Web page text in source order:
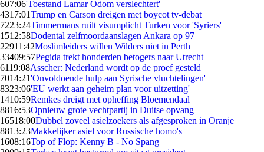
607:06'Toestand Lamar Odom verslechtert'
4317:01Trump en Carson dreigen met boycot tv-debat
7223:24Timmermans ruilt visumplicht Turken voor 'Syriers'
1512:58Dodental zelfmoordaanslagen Ankara op 97
22911:42Moslimleiders willen Wilders niet in Perth
33409:57Pegida trekt honderden betogers naar Utrecht
6119:08Asscher: Nederland wordt op de proef gesteld
7014:21'Onvoldoende hulp aan Syrische vluchtelingen'
8323:06'EU werkt aan geheim plan voor uitzetting'
1410:59Remkes dreigt met opheffing Bloemendaal
8816:53Opnieuw grote vechtpartij in Duitse opvang
16518:00Dubbel zoveel asielzoekers als afgesproken in Oranje
8813:23Makkelijker asiel voor Russische homo's
1608:16Top of Flop: Kenny B - No Spang